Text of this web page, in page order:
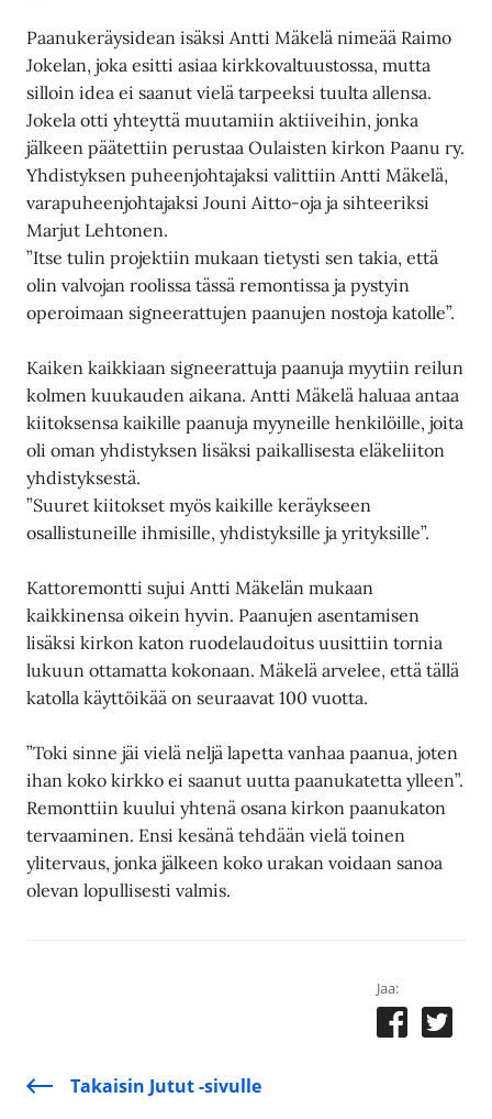
Paanukeräysidean isäksi Antti Mäkelä nimeää Raimo
Jokelan, joka esitti asiaa kirkkovaltuustossa, mutta
silloin idea ei saanut vielä tarpeeksi tuulta allensa.
Jokela otti yhteyttä muutamiin aktiiveihin, jonka
jälkeen päätettiin perustaa Oulaisten kirkon Paanu ry.
Yhdistyksen puheenjohtajaksi valittiin Antti Mäkelä,
varapuheenjohtajaksi Jouni Aitto-oja ja sihteeriksi
Marjut Lehtonen.
”Itse tulin projektiin mukaan tietysti sen takia, että
olin valvojan roolissa tässä remontissa ja pystyin
operoimaan signeerattujen paanujen nostoja katolle”.
Kaiken kaikkiaan signeerattuja paanuja myytiin reilun
kolmen kuukauden aikana. Antti Mäkelä haluaa antaa
kiitoksensa kaikille paanuja myyneille henkilöille, joita
oli oman yhdistyksen lisäksi paikallisesta eläkeliiton
yhdistyksestä.
”Suuret kiitokset myös kaikille keräykseen
osallistuneille ihmisille, yhdistyksille ja yrityksille”.
Kattoremontti sujui Antti Mäkelän mukaan
kaikkinensa oikein hyvin. Paanujen asentamisen
lisäksi kirkon katon ruodelaudoitus uusittiin tornia
lukuun ottamatta kokonaan. Mäkelä arvelee, että tällä
katolla käyttöikää on seuraavat 100 vuotta.
”Toki sinne jäi vielä neljä lapetta vanhaa paanua, joten
ihan koko kirkko ei saanut uutta paanukatetta ylleen”.
Remonttiin kuului yhtenä osana kirkon paanukaton
tervaaminen. Ensi kesänä tehdään vielä toinen
ylitervaus, jonka jälkeen koko urakan voidaan sanoa
olevan lopullisesti valmis.
Jaa:
Takaisin Jutut -sivulle